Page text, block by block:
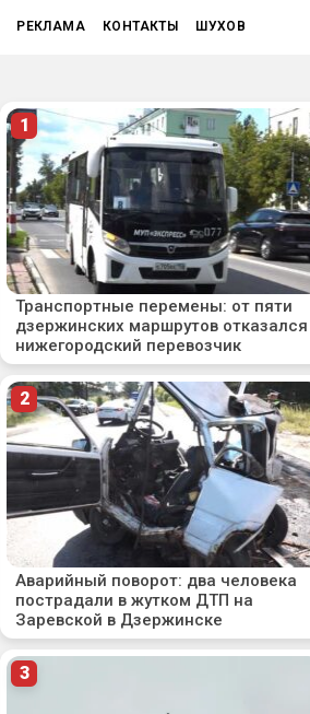
РЕКЛАМА КОНТАКТЫ ШУХОВ